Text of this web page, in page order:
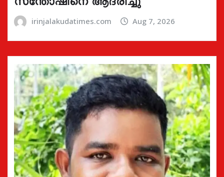
irinjalakudatimes.com Aug 7, 2026